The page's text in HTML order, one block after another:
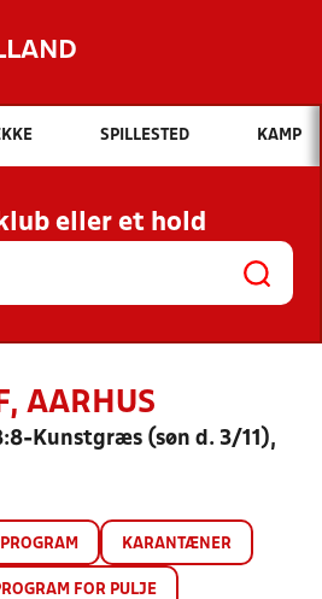
Hvad vil du søge efter?
INDHOLD OG NYHEDER
KLUBBER OG
HOLD
SPILLESTED KAMP
eller et hold
AARHUS
Kunstgræs (søn d. 3/11),
KARANTÆNER
FOR PULJE